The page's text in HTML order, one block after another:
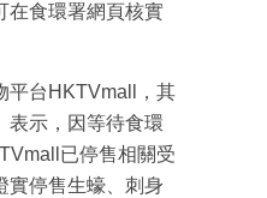
在食環署網頁核實
平台HKTVmall，其
表示，因等待食環
已停售相關受
實停售生蠔、刺身